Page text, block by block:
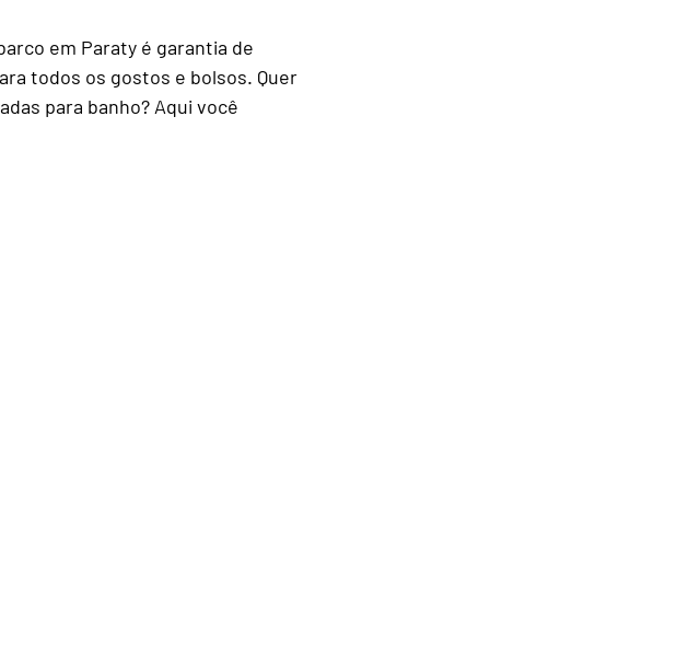
em Paraty é garantia de
todos os gostos e bolsos. Quer
para banho? Aqui você